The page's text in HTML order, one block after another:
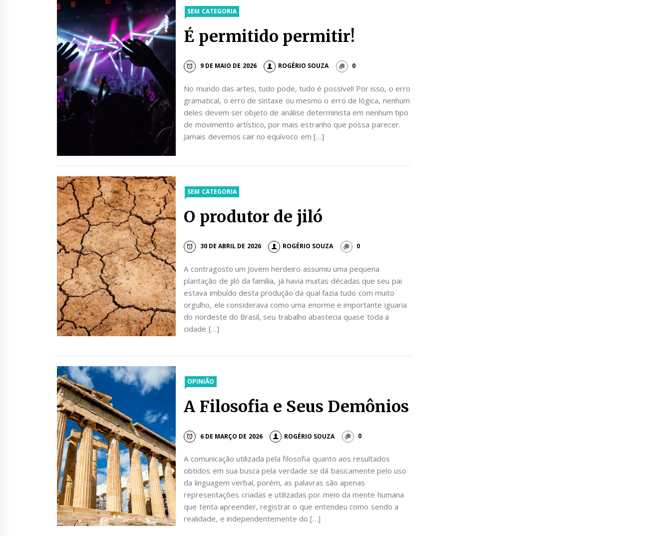
SEM CATEGORIA
É permitido permitir!
9 DE MAIO DE 2026 ROGÉRIO SOUZA 0
No mundo das artes, tudo pode, tudo é possível! Por isso, o erro
gramatical, o erro de sintaxe ou mesmo o erro de lógica, nenhum
deles devem ser objeto de análise determinista em nenhum tipo
de movimento artístico, por mais estranho que possa parecer.
Jamais devemos cair no equívoco em […]
SEM CATEGORIA
O produtor de jiló
30 DE ABRIL DE 2026 ROGÉRIO SOUZA 0
A contragosto um Jovem herdeiro assumiu uma pequena
plantação de jiló da família, já havia muitas décadas que seu pai
estava imbuído desta produção da qual fazia tudo com muito
orgulho, ele considerava como uma enorme e importante iguaria
do nordeste do Brasil, seu trabalho abastecia quase toda a
cidade […]
OPINIÃO
A Filosofia e Seus Demônios
6 DE MARÇO DE 2026 ROGÉRIO SOUZA 0
A comunicação utilizada pela filosofia quanto aos resultados
obtidos em sua busca pela verdade se dá basicamente pelo uso
da linguagem verbal, porém, as palavras são apenas
representações criadas e utilizadas por meio da mente humana
que tenta apreender, registrar o que entendeu como sendo a
realidade, e independentemente do […]